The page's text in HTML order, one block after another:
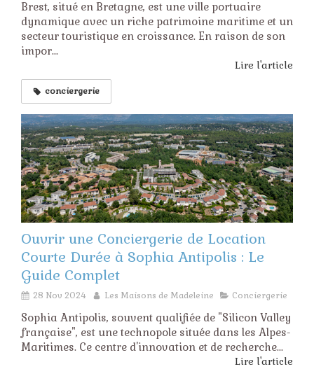
Brest, situé en Bretagne, est une ville portuaire
dynamique avec un riche patrimoine maritime et un
secteur touristique en croissance. En raison de son
impor...
Lire l'article
conciergerie
Ouvrir une Conciergerie de Location
Courte Durée à Sophia Antipolis : Le
Guide Complet
28 Nov 2024 Les Maisons de Madeleine Conciergerie
Sophia Antipolis, souvent qualifiée de "Silicon Valley
française", est une technopole située dans les Alpes-
Maritimes. Ce centre d'innovation et de recherche...
Lire l'article